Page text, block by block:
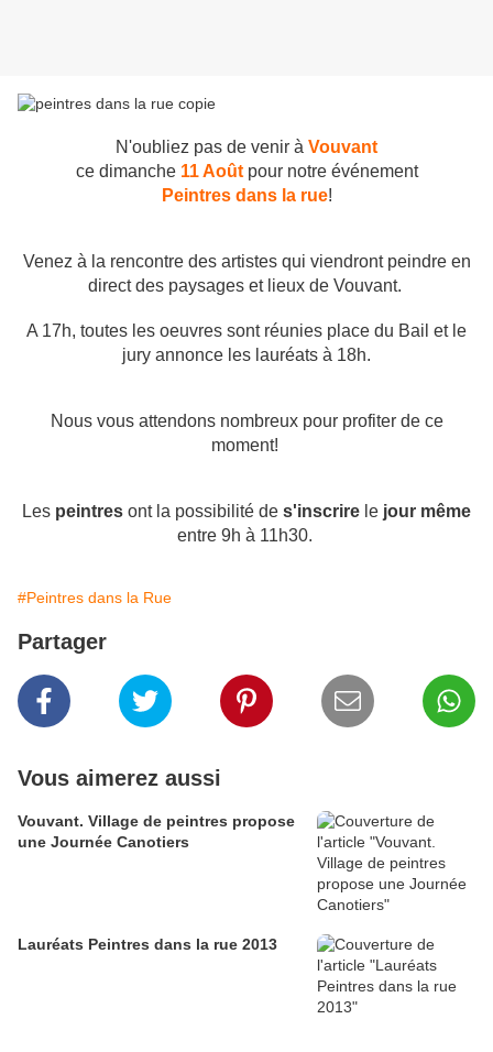
N'oubliez pas de venir à Vouvant
ce dimanche 11 Aoûtpour notre événement
Peintres dans la rue!
Venez à la rencontre des artistes qui viendront peindre en
direct des paysages et lieux de Vouvant.
A 17h, toutes les oeuvres sont réunies place du Bail et le
jury annonce les lauréats à 18h.
Nous vous attendons nombreux pour profiter de ce
moment!
Les peintres ont la possibilité de s'inscrire le jour même
entre 9h à 11h30.
#Peintres dans la Rue
Partager
Vous aimerez aussi
Vouvant. Village de peintres propose
une Journée Canotiers
Lauréats Peintres dans la rue 2013